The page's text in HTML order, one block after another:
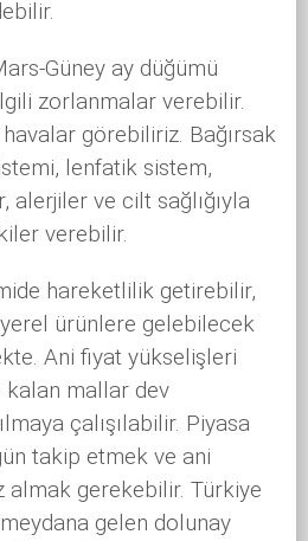
Güney ay düğümü
zorlanmalar verebilir.
havalar görebiliriz. Bağırsak
lenfatik sistem,
alerjiler ve cilt sağlığıyla
verebilir.
hareketlilik getirebilir,
ürünlere gelebilecek
Ani fiyat yükselişleri
mallar dev
çalışılabilir. Piyasa
takip etmek ve ani
almak gerekebilir. Türkiye
gelen dolunay